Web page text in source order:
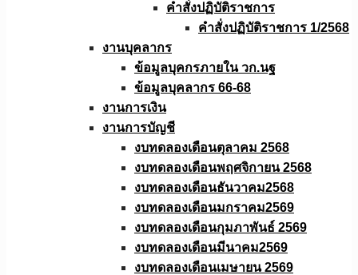
คำสั่งปฏิบัติราชการ
คำสั่งปฏิบัติราชการ 1/2568
งานบุคลากร
ข้อมูลบุคกรภายใน วก.นฐ
ข้อมูลบุคลากร 66-68
งานการเงิน
งานการบัญชี
งบทดลองเดือนตุลาคม 2568
งบทดลองเดือนพฤศจิกายน 2568
งบทดลองเดือนธันวาคม2568
งบทดลองเดือนมกราคม2569
งบทดลองเดือนกุมภาพันธ์ 2569
งบทดลองเดือนมีนาคม2569
งบทดลองเดือนเมษายน 2569